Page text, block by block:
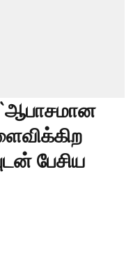
பேசிய